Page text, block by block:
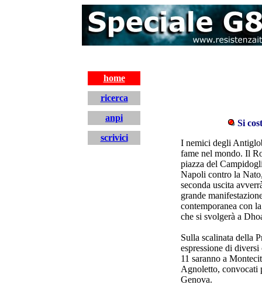
home
Si
I nemici degli
fame nel mondo. Il
piazza del
Napoli contro la
seconda uscita
grande
contemporanea con
che si svolgerà a
Sulla scalinata della
espressione di
11 saranno a
Agnoletto, convocati
Genova.
ricerca
anpi
scrivici